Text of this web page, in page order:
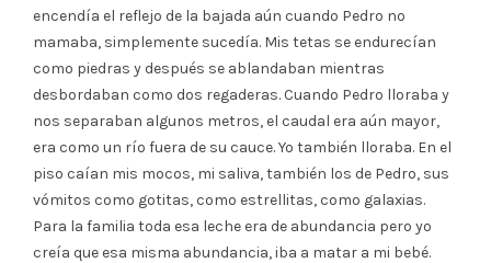
encendía el reflejo de la bajada aún cuando Pedro no
mamaba, simplemente sucedía. Mis tetas se endurecían
como piedras y después se ablandaban mientras
desbordaban como dos regaderas. Cuando Pedro lloraba y
nos separaban algunos metros, el caudal era aún mayor,
era como un río fuera de su cauce. Yo también lloraba. En el
piso caían mis mocos, mi saliva, también los de Pedro, sus
vómitos como gotitas, como estrellitas, como galaxias.
Para la familia toda esa leche era de abundancia pero yo
creía que esa misma abundancia, iba a matar a mi bebé.